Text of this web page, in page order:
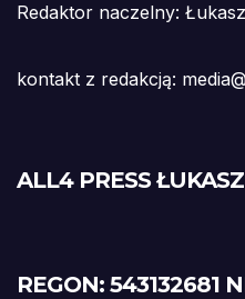
Redaktor naczelny:
kontakt z redakcją:
ALL4 PRESS
REGON: 543132681